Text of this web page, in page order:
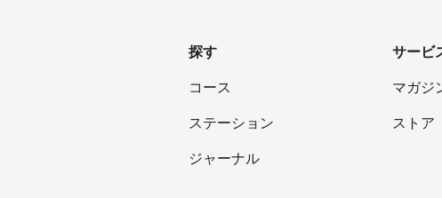
探す
コース
ステーション
ジャーナル
サービ
マガジ
ストア